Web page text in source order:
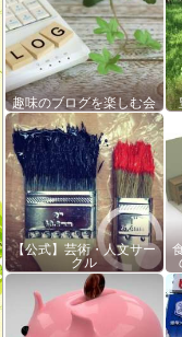
趣味のブログを楽しむ会
【公式】芸術・人文サー
クル